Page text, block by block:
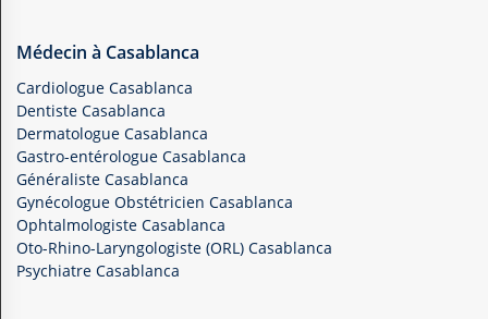
Médecin à Casablanca
Cardiologue Casablanca
Dentiste Casablanca
Dermatologue Casablanca
Gastro-entérologue Casablanca
Généraliste Casablanca
Gynécologue Obstétricien Casablanca
Ophtalmologiste Casablanca
Oto-Rhino-Laryngologiste (ORL) Casablanca
Psychiatre Casablanca